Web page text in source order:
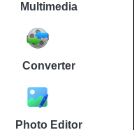
Multimedia
Converter
Photo Editor